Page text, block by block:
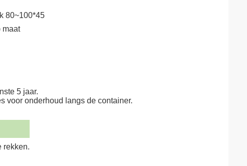
80~100*45
maat
5 jaar.
voor onderhoud langs de container.
rekken.